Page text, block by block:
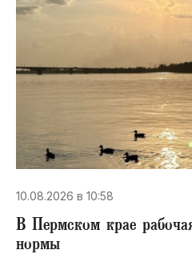
10.08.2026 в 10:58
В Пермском крае
нормы